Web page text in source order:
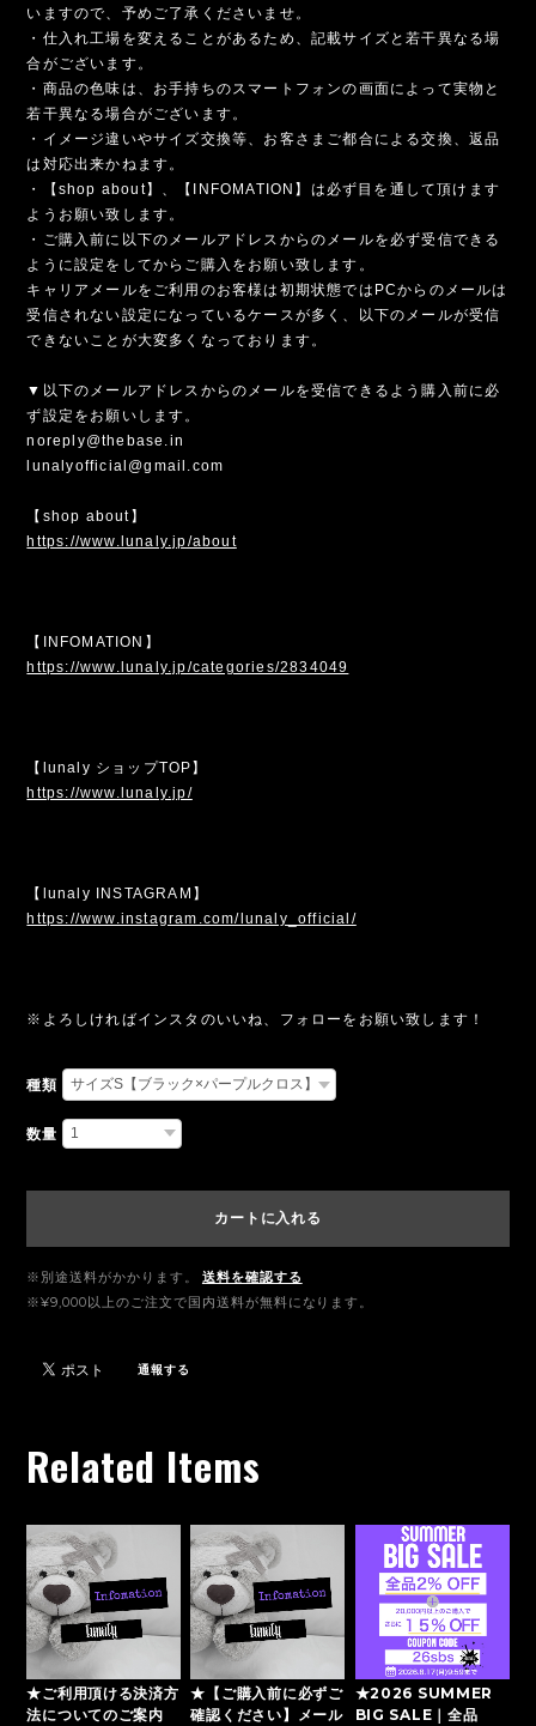
いますので、予めご了承くださいませ。
・仕入れ工場を変えることがあるため、記載サイズと若干異なる場
合がございます。
・商品の色味は、お手持ちのスマートフォンの画面によって実物と
若干異なる場合がございます。
・イメージ違いやサイズ交換等、お客さまご都合による交換、返品
は対応出来かねます。
・【shop about】、【INFOMATION】は必ず目を通して頂けます
ようお願い致します。
・ご購入前に以下のメールアドレスからのメールを必ず受信できる
ように設定をしてからご購入をお願い致します。
キャリアメールをご利用のお客様は初期状態ではPCからのメールは
受信されない設定になっているケースが多く、以下のメールが受信
できないことが大変多くなっております。
▼以下のメールアドレスからのメールを受信できるよう購入前に必
ず設定をお願いします。
noreply@thebase.in
lunalyofficial@gmail.com
【shop about】
https://www.lunaly.jp/about
【INFOMATION】
https://www.lunaly.jp/categories/2834049
【lunaly ショップTOP】
https://www.lunaly.jp/
【lunaly INSTAGRAM】
https://www.instagram.com/lunaly_official/
※よろしければインスタのいいね、フォローをお願い致します！
種類
数量
カートに入れる
※別途送料がかかります。
送料を確認する
※¥9,000以上のご注文で国内送料が無料になります。
通報する
Related Items
★ご利用頂ける決済方
法についてのご案内
★【ご購入前に必ずご
確認ください】メール
★2026 SUMMER
BIG SALE｜全品